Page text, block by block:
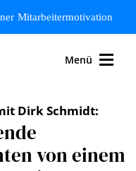
Mitarbeitermotivation
Menü
Dirk Schmidt:
von einem